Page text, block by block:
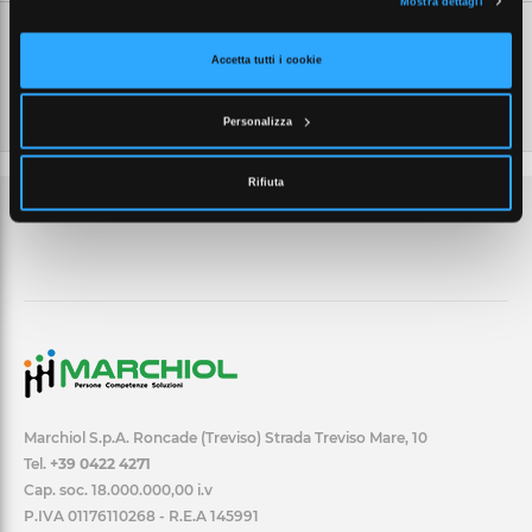
Accetta tutti i cookie
Personalizza
Rifiuta
Marchiol S.p.A. Roncade (Treviso) Strada Treviso Mare, 10
Tel. +39 0422 4271
Cap. soc. 18.000.000,00 i.v
P.IVA 01176110268 - R.E.A 145991